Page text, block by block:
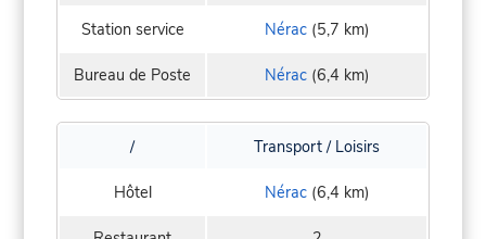
Station service Nérac(5,7 km)
Bureau de Poste Nérac(6,4 km)
/ Transport / Loisirs
Hôtel Nérac(6,4 km)